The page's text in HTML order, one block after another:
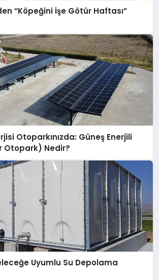
“Köpeğini İşe Götür Haftası”
Otoparkınızda: Güneş Enerjili
Otopark) Nedir?
Uyumlu Su Depolama